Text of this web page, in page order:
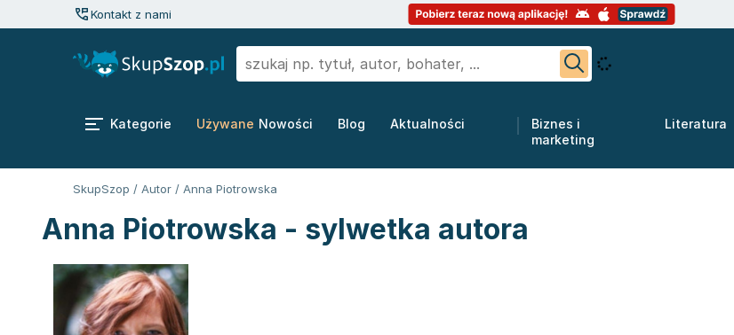
Kontakt z nami
Kategorie Używane Nowości Blog Aktualności
Biznes i
marketing
Literatura
SkupSzop / Autor / Anna Piotrowska
Anna Piotrowska - sylwetka autora